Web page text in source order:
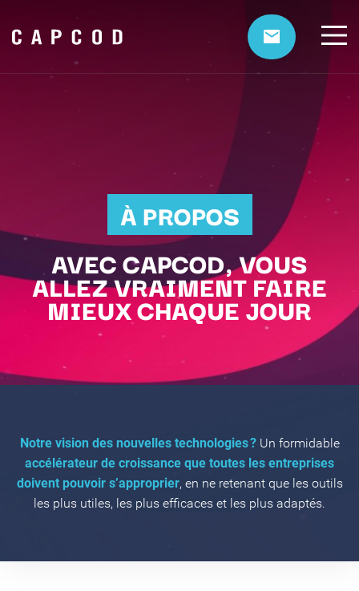
À PROPOS
AVEC CAPCOD, VOUS
ALLEZ VRAIMENT FAIRE
MIEUX CHAQUE JOUR
Notre vision des nouvelles technologies ?Un formidable
accélérateur de croissance que toutes les entreprises
doivent pouvoir s’approprier, en ne retenant que les outils
les plus utiles, les plus efficaces et les plus adaptés.